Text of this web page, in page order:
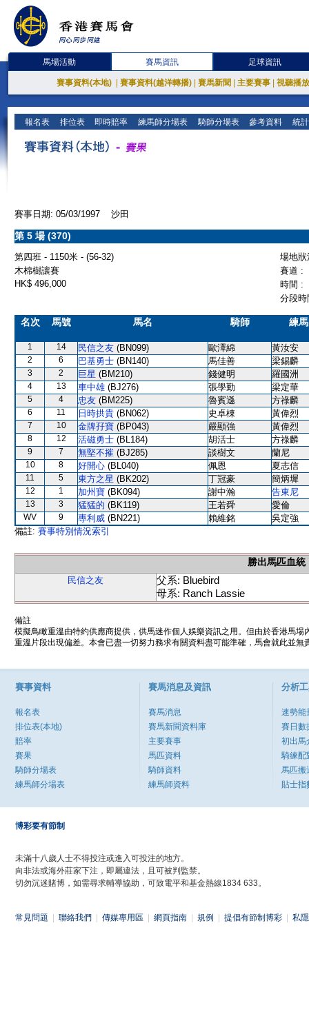
馬場活動 賽馬資訊 足球資訊
賽事資料(本地) 賽事資料(越洋轉播) 賽馬新聞 主要賽事 視聽播
報名表 排位表 即時賠率 練馬師分場表 騎師分場表 參考資料 統
賽事日期: 05/03/1997 沙田
第 5 場 (370)
第四班 - 1150米 - (56-32)
場地
木棉樹讓賽
賽道 :
HK$ 496,000
時間 :
分段
名次 馬號 馬名 騎師 練
1 14 民信之友 (BN099) 歐澤綿 黃汝安
2 6 巴基勇士 (BN140) 馬佳善 梁錫麟
3 2 巨星 (BM210) 錢健明 羅國洲
4 13 車中雄 (BJ276) 張學勤 梁定華
5 4 忠友 (BM225) 魯賓遜 方祿麟
6 11 日時拱貴 (BN062) 史卓棟 黃偉烈
7 10 金牌孖寶 (BP043) 嚴顯強 黃偉烈
8 12 活磁勇士 (BL184) 胡活士 方祿麟
9 7 無堅不摧 (BJ285) 談樹文 蘭尼
10 8 好開心 (BL040) 佩恩 夏志信
11 5 東方之星 (BK202) 丁冠豪 簡炳墀
12 1 加州寶 (BK094) 謝中瀚 告東尼
13 3 猛猛的 (BK119) 王若舜 愛倫
WV 9 專利威 (BN221) 賴維銘
吳定強
備註: 賽事特別情況索引
勝出馬匹血統
民信之友
父系: Bluebird
母系: Ranch Lassie
備註
模擬鳥瞰重溫由特約供應商提供，供馬迷作個人娛樂資訊之用。但由於香港馬
重溫片段出現偏差。本會已盡一切努力務求有關資料盡可能準確，馬會就此並
賽事資料
報名表
排位表(本地)
賠率
賽果
騎師分場表
練馬師分場表
賽馬消息及資訊
賽馬消息
賽馬新聞資料庫
主要賽事
馬匹資料
騎師資料
練馬師資料
分析
速勢能
賽日數
初出馬
騎練配
馬匹搬
貼士指
博彩要有節制
未滿十八歲人士不得投注或進入可投注的地方。
向非法或海外莊家下注，即屬違法，且可被判監禁。
切勿沉迷賭博，如需尋求輔導協助，可致電平和基金熱線1834 633。
常見問題 聯絡我們 傳媒專用區 網頁指南 規例 提倡有節制博彩 私